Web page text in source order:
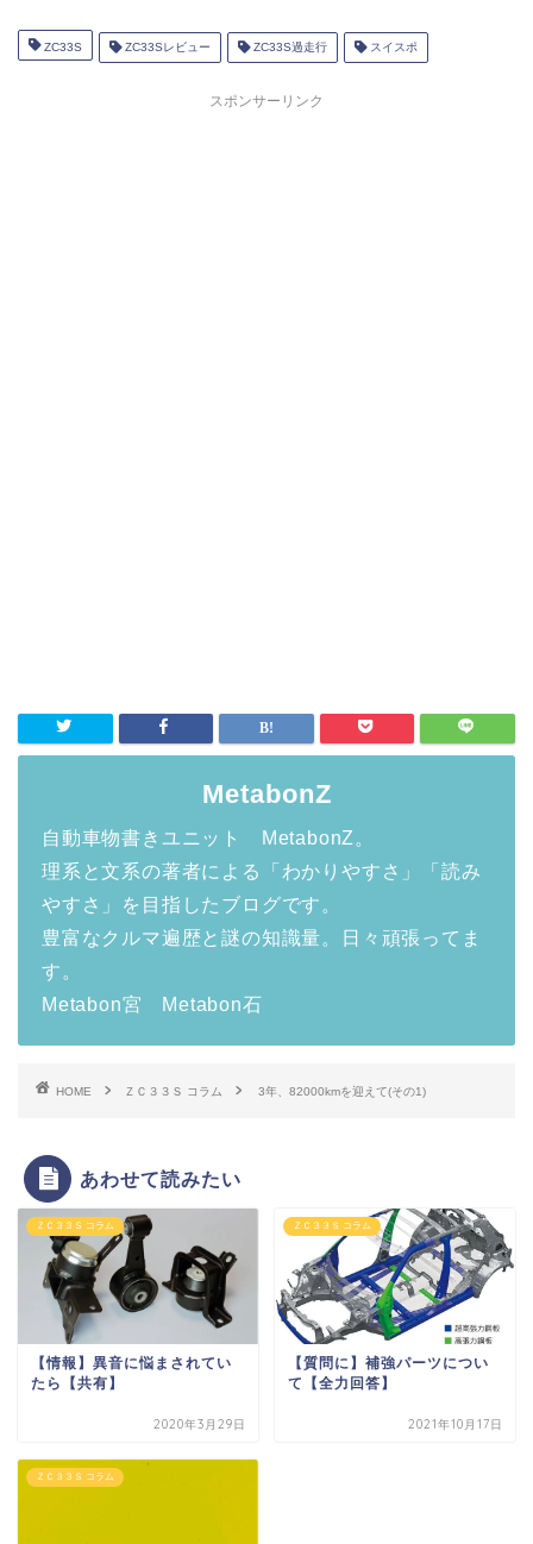
ZC33S ZC33Sレビュー ZC33S過走行 スイスポ
スポンサーリンク
MetabonZ
自動車物書きユニット MetabonZ。
理系と文系の著者による「わかりやすさ」「読み
やすさ」を目指したブログです。
豊富なクルマ遍歴と謎の知識量。日々頑張ってま
す。
Metabon宮 Metabon石
HOME ＺＣ３３Ｓ コラム 3年、82000kmを迎えて(その1)
あわせて読みたい
ＺＣ３３Ｓ コラム
【情報】異音に悩まされてい
たら【共有】
2020年3月29日
ＺＣ３３Ｓ コラム
【質問に】補強パーツについ
て【全力回答】
2021年10月17日
ＺＣ３３Ｓ コラム